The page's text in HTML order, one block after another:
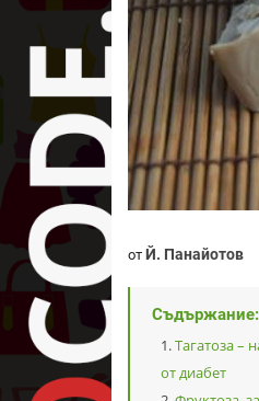
от Й. Панайотов
Съдържание:
Тагатоза –
от диабет